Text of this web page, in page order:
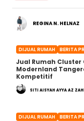
REGINA N. HELNAZ
DIJUAL RUMAH BERITA
Jual Rumah Cluster
Modernland
Kompetitif
SITI AISYAH AYYA AZ
DIJUAL RUMAH BERITA